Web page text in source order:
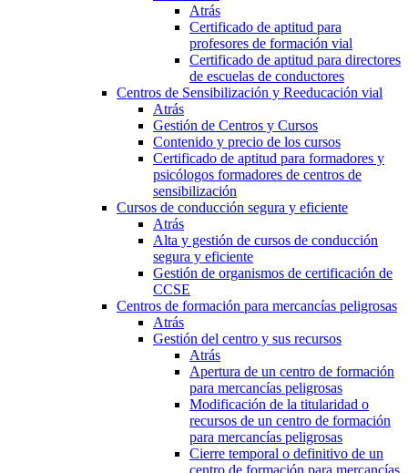
Atrás
Certificado de aptitud para
profesores de formación vial
Certificado de aptitud para directores
de escuelas de conductores
Centros de Sensibilización y Reeducación vial
Atrás
Gestión de Centros y Cursos
Contenido y precio de los cursos
Certificado de aptitud para formadores y
psicólogos formadores de centros de
sensibilización
Cursos de conducción segura y eficiente
Atrás
Alta y gestión de cursos de conducción
segura y eficiente
Gestión de organismos de certificación de
CCSE
Centros de formación para mercancías peligrosas
Atrás
Gestión del centro y sus recursos
Atrás
Apertura de un centro de formación
para mercancías peligrosas
Modificación de la titularidad o
recursos de un centro de formación
para mercancías peligrosas
Cierre temporal o definitivo de un